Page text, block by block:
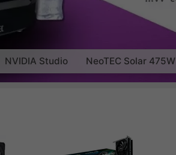
NVIDIA Studio NeoTEC Solar 475W